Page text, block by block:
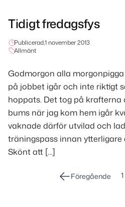
Tidigt fredagsfys
Publicerad,1 november 2013
Allmänt
Godmorgon alla
på jobbet igår och inte riktigt
hoppats. Det tog på
bums när jag kom hem igår
vaknade därför utvilad och
träningspass innan
Skönt att […]
Sidonumrering
Föregående 1